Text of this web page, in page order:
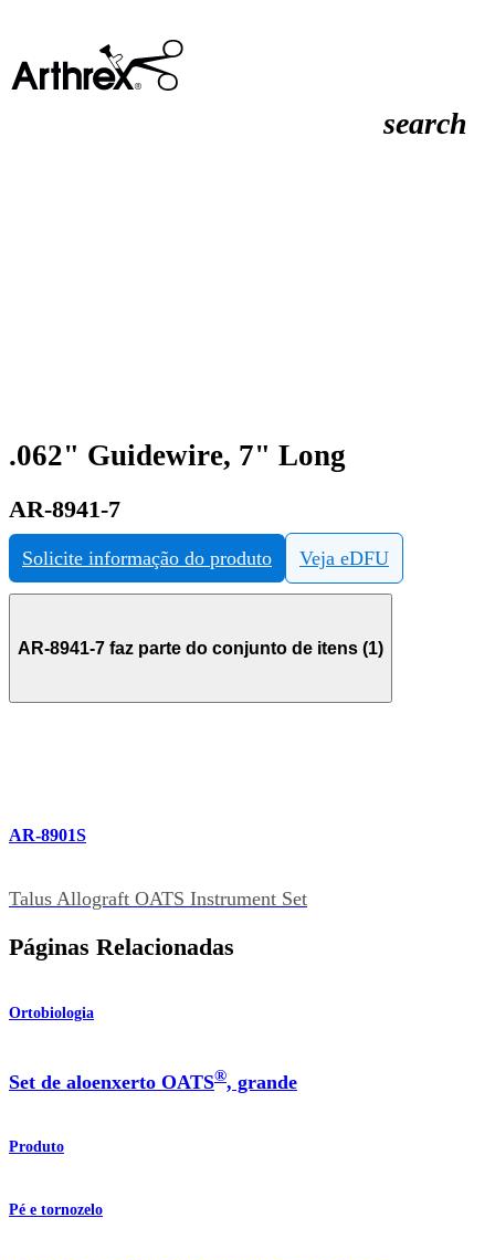
search
.062" Guidewire, 7" Long
AR-8941-7
Solicite informação do produto Veja eDFU
AR-8941-7 faz parte do conjunto de itens (1)
AR-8901S
Talus Allograft OATS Instrument Set
Páginas Relacionadas
Ortobiologia
Set de aloenxerto OATS®, grande
Produto
Pé e tornozelo